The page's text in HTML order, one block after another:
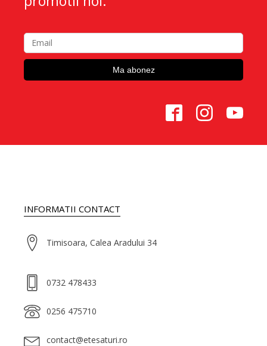
INFORMATII CONTACT
Timisoara, Calea Aradului 34
0732 478433
0256 475710
contact@etesaturi.ro